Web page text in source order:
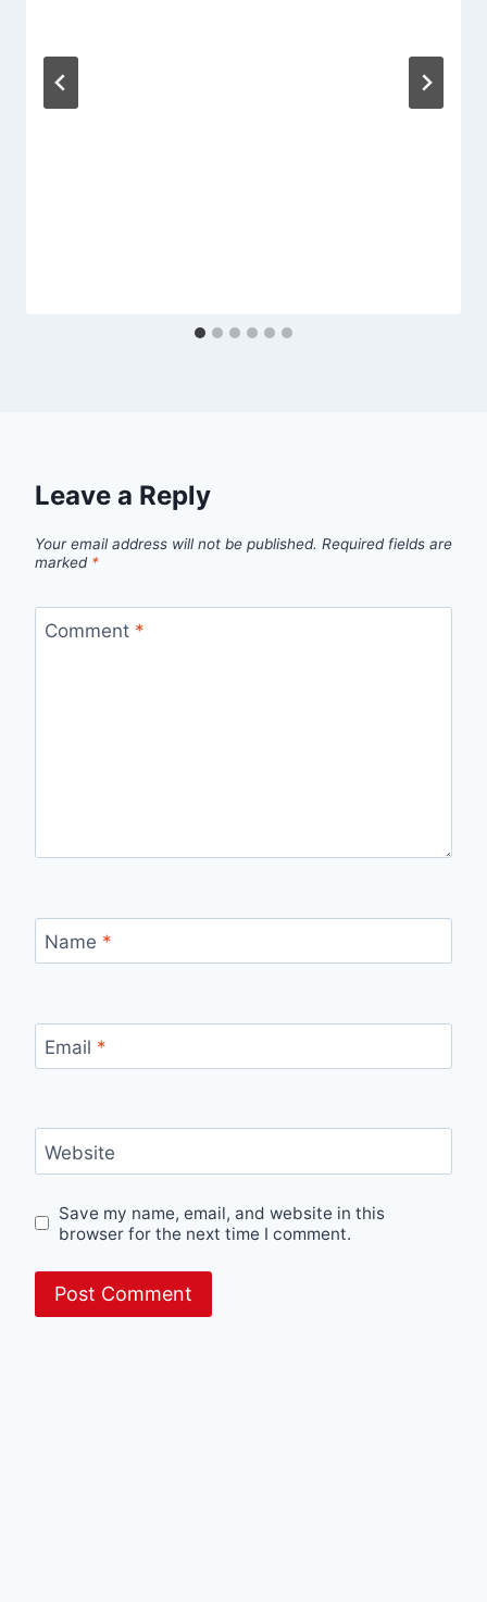
Leave a Reply
Your email address will not be published. Required fields are
marked *
Comment *
Name *
Email *
Website
Save my name, email, and website in this
browser for the next time I comment.